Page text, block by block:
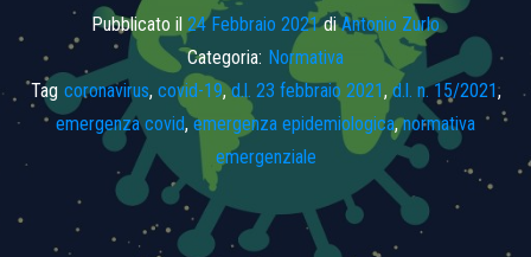
Pubblicato il 24 Febbraio 2021diAntonio Zurlo
Categoria: Normativa
Tag coronavirus, covid-19,d.l. 23 febbraio 2021, d.l. n. 15/2021,
emergenza covid,emergenza epidemiologica,normativa
emergenziale